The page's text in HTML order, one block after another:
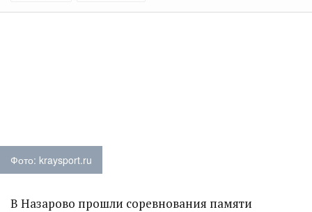
Фото: kraysport.ru
В Назарово прошли соревнования памяти